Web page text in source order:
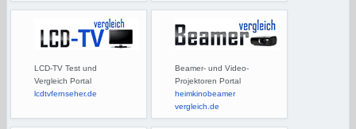
LCD-TV Test und
Vergleich Portal
lcdtvfernseher.de
Beamer- und Video-
Projektoren Portal
heimkinobeamer
vergleich.de